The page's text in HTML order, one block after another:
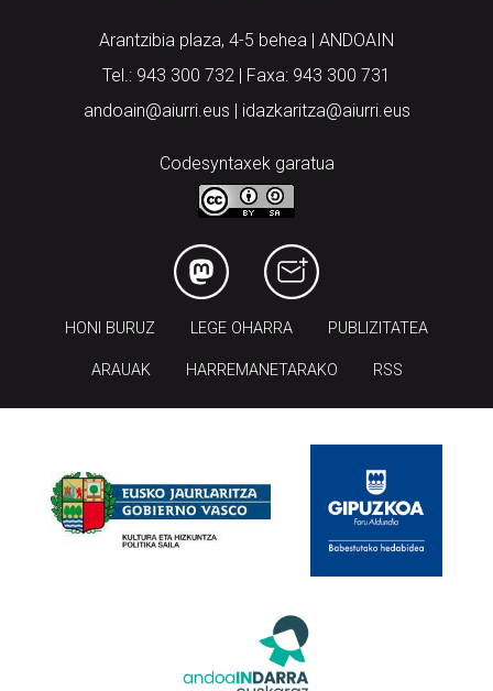
Arantzibia plaza, 4-5 behea | ANDOAIN
Tel.: 943 300 732 | Faxa: 943 300 731
andoain@aiurri.eus | idazkaritza@aiurri.eus
Codesyntaxek garatua
HONI BURUZ LEGE OHARRA PUBLIZITATEA
ARAUAK HARREMANETARAKO RSS